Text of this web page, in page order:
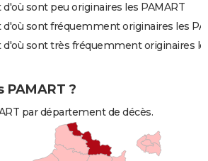
sont peu originaires les PAMART
sont fréquemment originaires les
sont très fréquemment originaires
PAMART ?
par département de décès.